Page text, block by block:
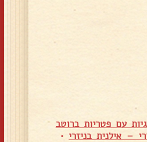
עם פטריות ברוטב
– אילנית בניזרי•